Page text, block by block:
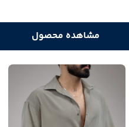
مشاهده محصول